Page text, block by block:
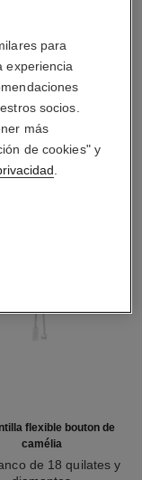
flexible bouton de
camélia
de 18 quilates y
para
experiencia
socios.
más
de cookies" y